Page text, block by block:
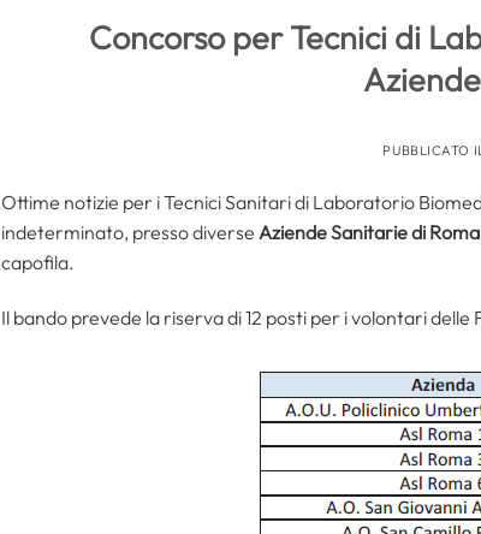
Concorso per Tecnici di
PUBBLICATO
Ottime notizie per i Tecnici Sanitari di Laboratorio
indeterminato, presso diverse Aziende Sanitarie di Roma
capofila.
Il bando prevede la riserva di 12 posti per i volontari